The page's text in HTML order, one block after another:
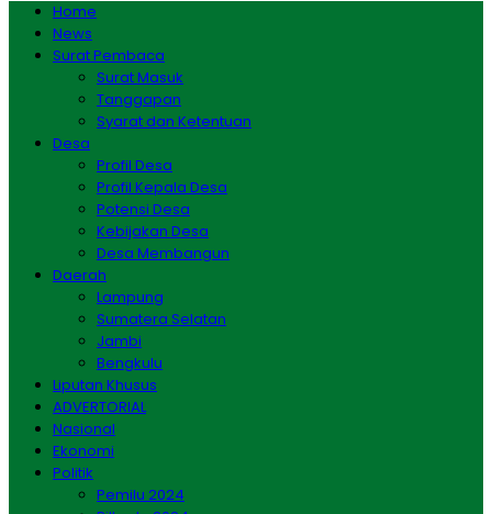
Home
News
Surat Pembaca
Surat Masuk
Tanggapan
Syarat dan Ketentuan
Desa
Profil Desa
Profil Kepala Desa
Potensi Desa
Kebijakan Desa
Desa Membangun
Daerah
Lampung
Sumatera Selatan
Jambi
Bengkulu
Liputan Khusus
ADVERTORIAL
Nasional
Ekonomi
Politik
Pemilu 2024